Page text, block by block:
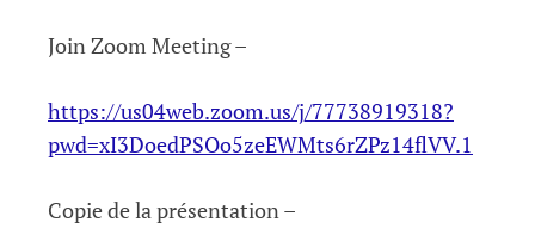
Join Zoom Meeting –
https://us04web.zoom.us/j/77738919318?
pwd=xI3DoedPSOo5zeEWMts6rZPz14flVV.1
Copie de la présentation –